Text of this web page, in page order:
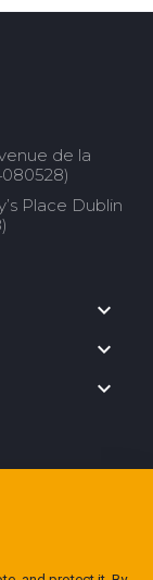
de la
Place Dublin